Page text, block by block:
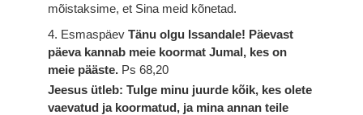
mõistaksime, et Sina meid kõnetad.
4. EsmaspäevTänu olgu Issandale! Päevast
päeva kannab meie koormat Jumal, kes on
meie pääste. Ps 68,20
Jeesus ütleb: Tulge minu juurde kõik, kes olete
vaevatud ja koormatud, ja mina annan teile